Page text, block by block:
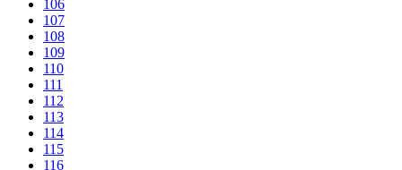
106
107
108
109
110
111
112
113
114
115
116